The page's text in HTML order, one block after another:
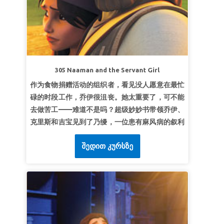
超级真理：上帝听见我的祷告。
超级经文：
“他既向我侧耳，我一生要求告他。”诗
篇 116:2 (NLT)
第三课：顺服到祝福
超级经文： “耶和华你们神所吩咐你们行的，你们
都要去行，使你们可以存活得福。”申命记 5:33 (和
合本)
305 Naaman and the Servant Girl
作为食物捐赠活动的组织者，看见没人愿意在最忙
碌的时段工作，乔伊很沮丧。她太重要了，可不能
去做苦工——难道不是吗？超级妙妙书带领乔伊、
克里斯和吉宝见到了乃缦，一位患有麻风病的叙利
亚元帅。看看一个卑微的 以色列仆女如何给他带来
希望，目睹以利沙的神秘指示。孩子们懂得谦虚的
第一课：只为上帝的荣耀
超级真理：
上帝用小事成就祂的荣耀。
“神却拣选了世上愚拙的，叫有智慧的
羞愧；又拣选了世上软弱的，叫那强壮的羞
შედით კურსზე